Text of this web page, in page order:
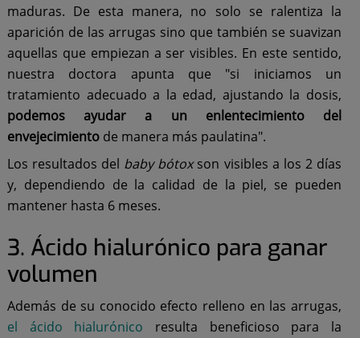
maduras. De esta manera, no solo se ralentiza la
aparición de las arrugas sino que también se suavizan
aquellas que empiezan a ser visibles. En este sentido,
nuestra doctora apunta que "si iniciamos un
tratamiento adecuado a la edad, ajustando la dosis,
podemos ayudar a un enlentecimiento del
envejecimientode manera más paulatina".
Los resultados del baby bótoxson visibles a los 2 días
y, dependiendo de la calidad de la piel, se pueden
mantener hasta 6 meses.
3. Ácido hialurónico para ganar
volumen
Además de su conocido efecto relleno en las arrugas,
el ácido hialurónico resulta beneficioso para la